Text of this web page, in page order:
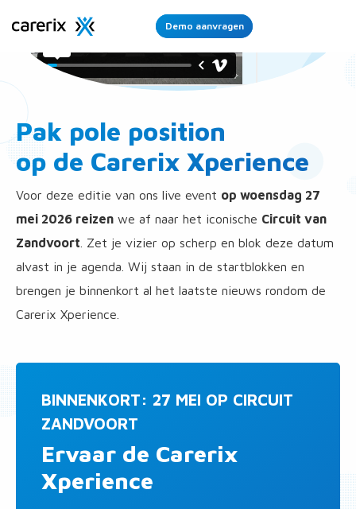
Demo aanvragen
Pak pole position
op de Carerix Xperience
Voor deze editie van ons live event op woensdag 27
mei 2026 reizen we af naar het iconische Circuit van
Zandvoort . Zet je vizier op scherp en blok deze datum
alvast in je agenda. Wij staan in de startblokken en
brengen je binnenkort al het laatste nieuws rondom de
Carerix Xperience.
BINNENKORT: 27 MEI OP CIRCUIT
ZANDVOORT
Ervaar de Carerix
Xperience